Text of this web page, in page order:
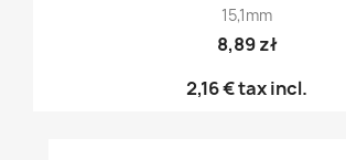
15,1mm
8,89 zł
2,16 €tax incl.